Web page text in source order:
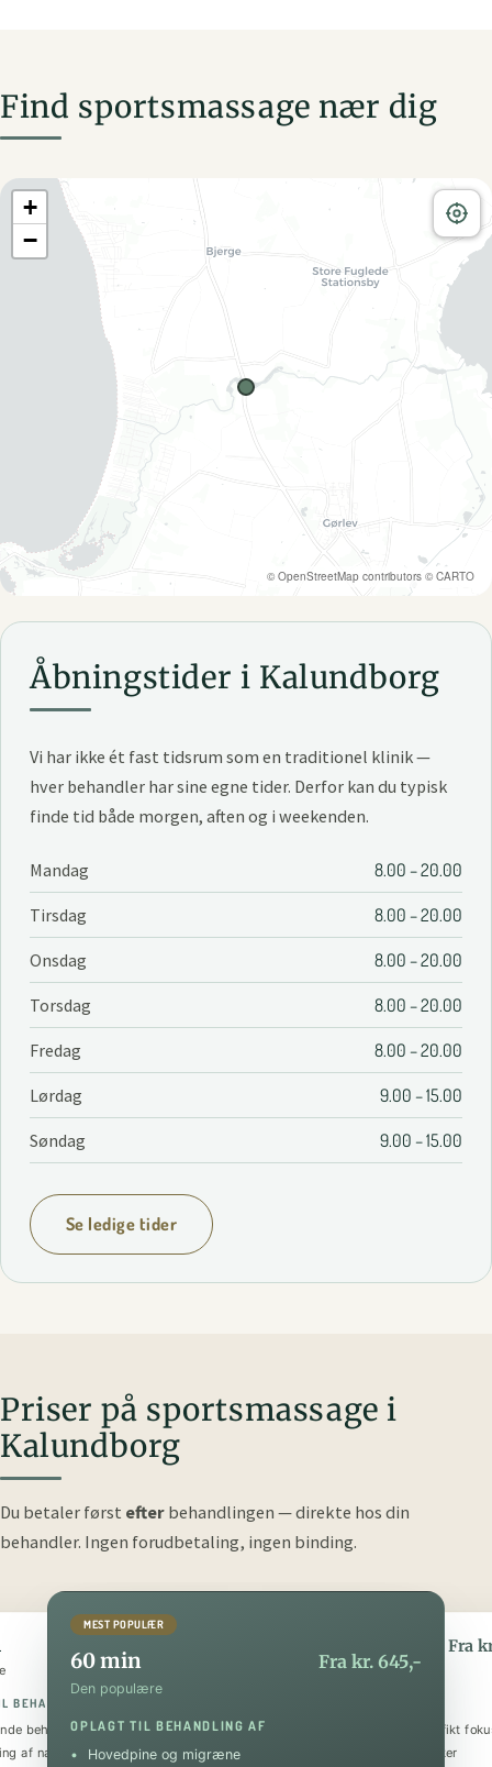
Find sportsmassage nær dig
+
−
© OpenStreetMap contributors © CARTO
Åbningstider i Kalundborg
Vi har ikke ét fast tidsrum som en traditionel klinik —
hver behandler har sine egne tider. Derfor kan du typisk
finde tid både morgen, aften og i weekenden.
Mandag 8.00 – 20.00
Tirsdag 8.00 – 20.00
Onsdag 8.00 – 20.00
Torsdag 8.00 – 20.00
Fredag 8.00 – 20.00
Lørdag 9.00 – 15.00
Søndag 9.00 – 15.00
Se ledige tider
Priser på sportsmassage i
Kalundborg
Du betaler først efter behandlingen — direkte hos din
behandler. Ingen forudbetaling, ingen binding.
BEHANDLING AF
behandling
af nakke og skuldre
MEST POPULÆR
60 min Fra kr. 645,-
Den populære
OPLAGT TIL BEHANDLING AF
Hovedpine og migræne
Fra
Den luksuriøse
Helkropsmassage med et specifikt
Behandling af flere problematikker